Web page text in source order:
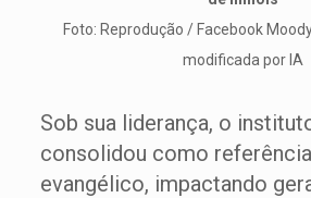
Foto: Reprodução / Facebook
modificada por IA
Sob sua liderança, o
consolidou como
evangélico, impactando